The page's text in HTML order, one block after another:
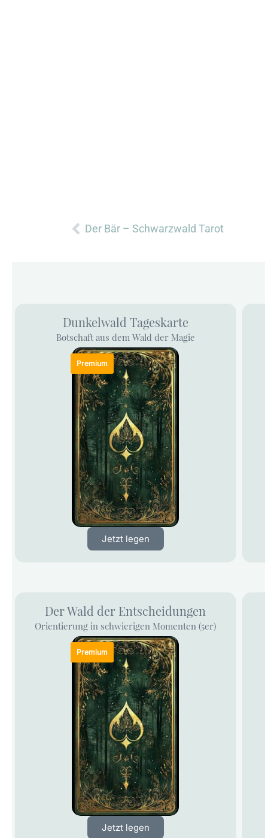
Zurück
Der Bär – Schwarzwald Tarot
Dunkelwald Tageskarte
Botschaft aus dem Wald der Magie
Jetzt legen
Der Wald der Entscheidungen
Orientierung in schwierigen Momenten (5er)
Jetzt legen